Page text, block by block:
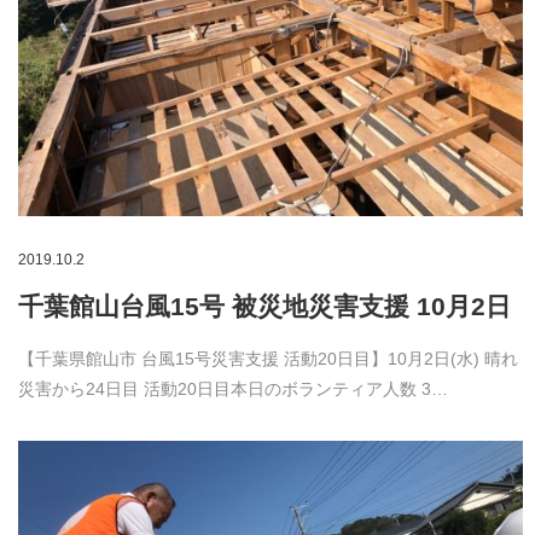
2019.10.2
千葉館山台風15号 被災地災害支援 10月2日
【千葉県館山市 台風15号災害支援 活動20日目】10月2日(水) 晴れ
災害から24日目 活動20日目本日のボランティア人数 3…